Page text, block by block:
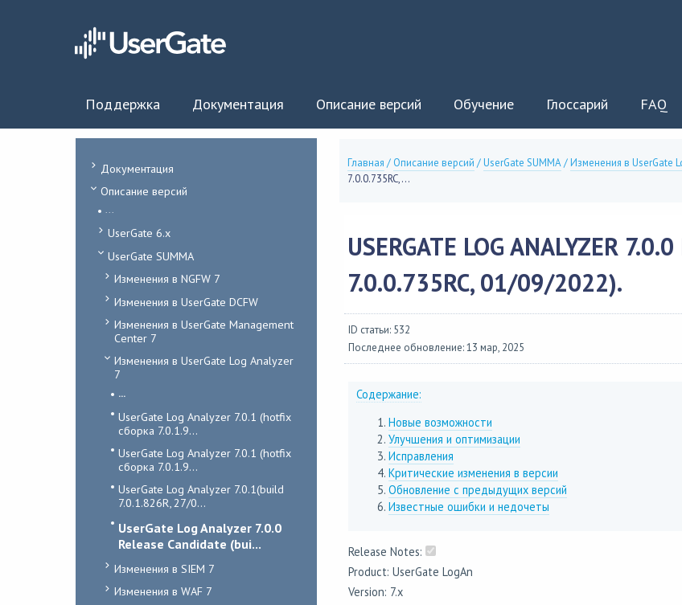
Поддержка Документация Описание версий Обучение Глоссарий FAQ
Документация
Описание версий
UserGate 6.x
UserGate SUMMA
Изменения в NGFW 7
Изменения в UserGate DCFW
Изменения в UserGate Management
Center 7
Изменения в UserGate Log Analyzer
7
...
UserGate Log Analyzer 7.0.1 (hotfix
сборка 7.0.1.9...
UserGate Log Analyzer 7.0.1 (hotfix
сборка 7.0.1.9...
UserGate Log Analyzer 7.0.1(build
7.0.1.826R, 27/0...
UserGate Log Analyzer 7.0.0
Release Candidate (bui...
Изменения в SIEM 7
Изменения в WAF 7
Главная / Описание версий /UserGate SUMMA/Изменения в UserGate
7.0.0.735RC,...
USERGATE LOG ANALYZER
7.0.0.735RC, 01/09/2022).
ID статьи: 532
Последнее обновление: 13 мар, 2025
Содержание:
Новые возможности
Улучшения и оптимизации
Исправления
Критические изменения в версии
Обновление с предыдущих версий
Известные ошибки и недочеты
Release Notes:
Product: UserGate LogAn
Version: 7.x